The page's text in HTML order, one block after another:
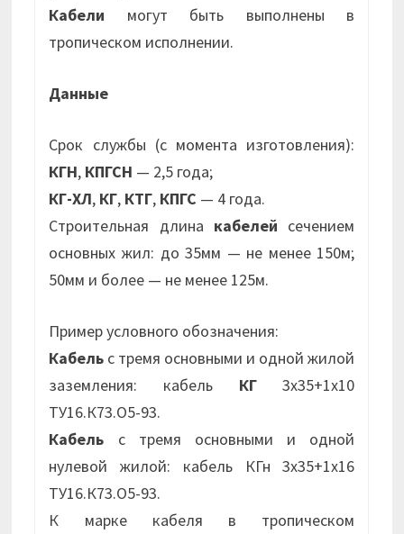
Кабели могут быть выполнены в
тропическом исполнении.
Данные
Срок службы (с момента изготовления):
КГН, КПГСН — 2,5 года;
КГ-ХЛ, КГ, КТГ, КПГС — 4 года.
Строительная длина кабелей сечением
основных жил: до 35мм — не менее 150м;
50мм и более — не менее 125м.
Пример условного обозначения:
Кабель с тремя основными и одной жилой
заземления: кабель КГ3х35+1х10
ТУ16.К73.О5-93.
Кабель с тремя основными и одной
нулевой жилой: кабель КГн 3х35+1х16
ТУ16.К73.О5-93.
К марке кабеля в тропическом